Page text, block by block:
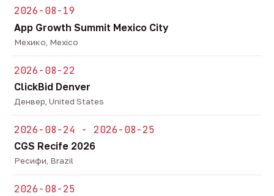
2026-08-19
App Growth Summit Mexico City
Мехико, Mexico
2026-08-22
ClickBid Denver
Денвер, United States
2026-08-24 - 2026-08-25
CGS Recife 2026
Ресифи, Brazil
2026-08-25